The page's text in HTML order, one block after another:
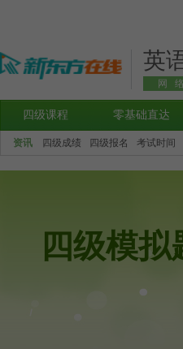
英
网
四级课程 零基础直达
资讯 四级成绩 四级报名 考试时间
四级模拟